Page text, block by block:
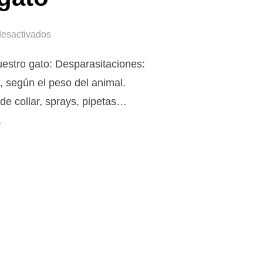
gato: Desparasitaciones:
según el peso del animal.
collar, sprays, pipetas…